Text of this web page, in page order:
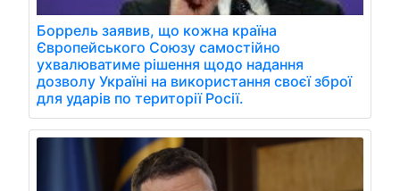
Боррель заявив, що кожна країна
Європейського Союзу самостійно
ухвалюватиме рішення щодо надання
дозволу Україні на використання своєї зброї
для ударів по території Росії.